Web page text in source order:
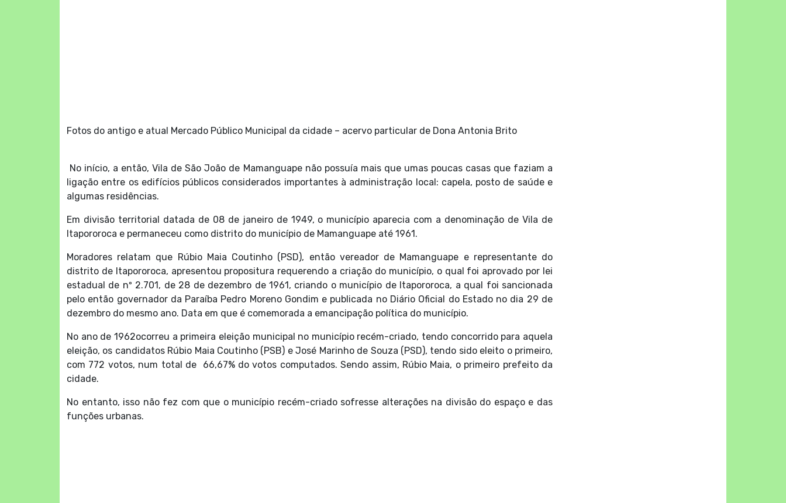
Fotos do antigo e atual Mercado Público Municipal da cidade – acervo particular de Dona Antonia Brito
No início, a então, Vila de São João de Mamanguape não possuía mais que umas poucas casas que faziam a
ligação entre os edifícios públicos considerados importantes à administração local: capela, posto de saúde e
algumas residências.
Em divisão territorial datada de 08 de janeiro de 1949, o município aparecia com a denominação de Vila de
Itapororoca e permaneceu como distrito do município de Mamanguape até 1961.
Moradores relatam que Rúbio Maia Coutinho (PSD), então vereador de Mamanguape e representante do
distrito de Itapororoca, apresentou propositura requerendo a criação do município, o qual foi aprovado por lei
estadual de nº 2.701, de 28 de dezembro de 1961, criando o município de Itapororoca, a qual foi sancionada
pelo então governador da Paraíba Pedro Moreno Gondim e publicada no Diário Oficial do Estado no dia 29 de
dezembro do mesmo ano. Data em que é comemorada a emancipação política do município.
No ano de 1962ocorreu a primeira eleição municipal no município recém-criado, tendo concorrido para aquela
eleição, os candidatos Rúbio Maia Coutinho (PSB) e José Marinho de Souza (PSD), tendo sido eleito o primeiro,
com 772 votos, num total de 66,67% do votos computados. Sendo assim, Rúbio Maia, o primeiro prefeito da
cidade.
No entanto, isso não fez com que o município recém-criado sofresse alterações na divisão do espaço e das
funções urbanas.